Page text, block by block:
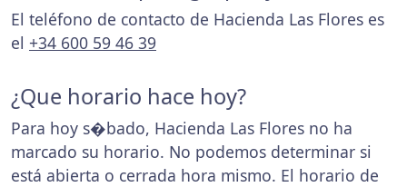
El teléfono de contacto de Hacienda Las Flores es
el +34 600 59 46 39
¿Que horario hace hoy?
Para hoy s�bado, Hacienda Las Flores no ha
marcado su horario. No podemos determinar si
está abierta o cerrada hora mismo. El horario de